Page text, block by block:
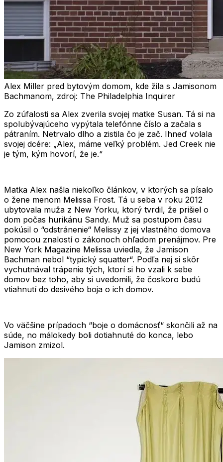
Alex Miller pred bytovým domom, kde žila s Jamisonom
Bachmanom, zdroj: The Philadelphia Inquirer
Zo zúfalosti sa Alex zverila svojej matke Susan. Tá si na
spolubývajúceho vypýtala telefónne číslo a začala s
pátraním. Netrvalo dlho a zistila čo je zač. Ihneď volala
svojej dcére: „Alex, máme veľký problém. Jed Creek nie
je tým, kým hovorí, že je.“
Matka Alex našla niekoľko článkov, v ktorých sa písalo
o žene menom Melissa Frost. Tá u seba v roku 2012
ubytovala muža z New Yorku, ktorý tvrdil, že prišiel o
dom počas hurikánu Sandy. Muž sa postupom času
pokúsil o “odstránenie“ Melissy z jej vlastného domova
pomocou znalostí o zákonoch ohľadom prenájmov. Pre
New York Magazine Melissa uviedla, že Jamison
Bachman nebol “typický squatter“. Podľa nej si skôr
vychutnával trápenie tých, ktorí si ho vzali k sebe
domov bez toho, aby si uvedomili, že čoskoro budú
vtiahnutí do desivého boja o ich domov.
Vo väčšine prípadoch “boje o domácnosť“ skončili až na
súde, no málokedy boli dotiahnuté do konca, lebo
Jamison zmizol.